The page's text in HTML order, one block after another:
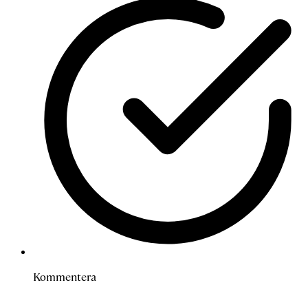
Kommentera